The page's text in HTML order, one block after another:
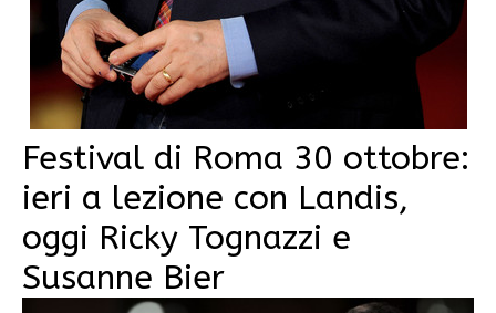
Festival di Roma 30 ottobre:
ieri a lezione con Landis,
oggi Ricky Tognazzi e
Susanne Bier